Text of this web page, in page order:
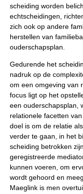
scheiding worden
echtscheidingen,
zich ook op andere
herstellen van
ouderschapsplan.
Gedurende het
nadruk op de
om een omgeving van
focus ligt op het
een ouderschapsplan,
relationele facetten
doel is om de relatie
verder te gaan, in het
scheiding betrokken
geregistreerde
kunnen voeren, om
wordt gehoord en
Maeglink is men